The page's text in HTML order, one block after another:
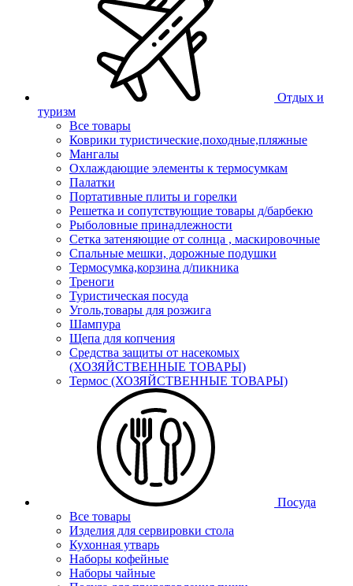
Отдых и
туризм
Все товары
Коврики туристические,походные,пляжные
Мангалы
Охлаждающие элементы к термосумкам
Палатки
Портативные плиты и горелки
Решетка и сопутствующие товары д/барбекю
Рыболовные принадлежности
Сетка затеняющие от солнца , маскировочные
Спальные мешки, дорожные подушки
Термосумка,корзина д/пикника
Треноги
Туристическая посуда
Уголь,товары для розжига
Шампура
Щепа для копчения
Средства защиты от насекомых
(ХОЗЯЙСТВЕННЫЕ ТОВАРЫ)
Термос (ХОЗЯЙСТВЕННЫЕ ТОВАРЫ)
Посуда
Все товары
Изделия для сервировки стола
Кухонная утварь
Наборы кофейные
Наборы чайные